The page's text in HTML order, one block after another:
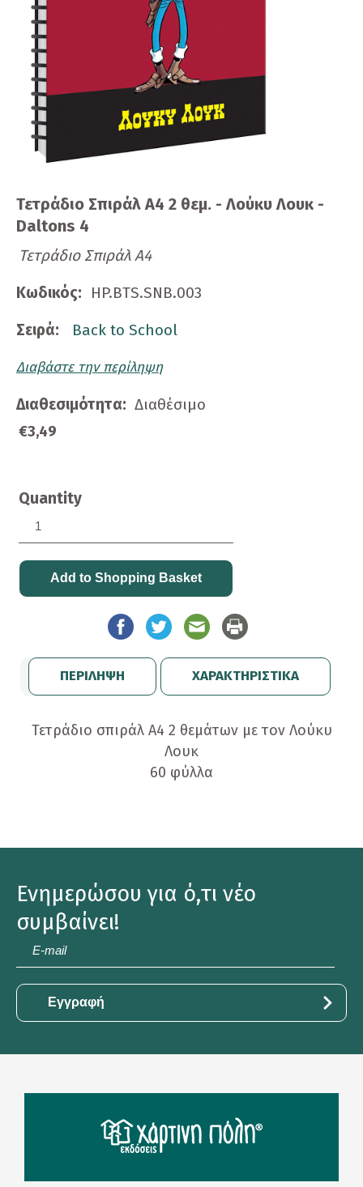
Τετράδιο Σπιράλ Α4 2 θεμ. - Λούκυ Λουκ -
Daltons 4
Τετράδιο Σπιράλ Α4
Κωδικός:
HP.BTS.SNB.003
Σειρά:
Back to School
Διαβάστε την περίληψη
Διαθεσιμότητα: Διαθέσιμο
€3,49
Quantity
ΠΕΡΙΛΗΨΗ ΧΑΡΑΚΤΗΡΙΣΤΙΚΑ
Τετράδιο σπιράλ Α4 2 θεμάτων με τον Λούκυ
Λουκ
60 φύλλα
Ενημερώσου για ό,τι νέο
συμβαίνει!